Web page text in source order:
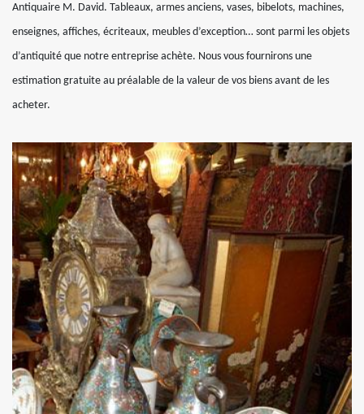
Antiquaire M. David. Tableaux, armes anciens, vases, bibelots, machines,
enseignes, affiches, écriteaux, meubles d’exception… sont parmi les objets
d’antiquité que notre entreprise achète. Nous vous fournirons une
estimation gratuite au préalable de la valeur de vos biens avant de les
acheter.